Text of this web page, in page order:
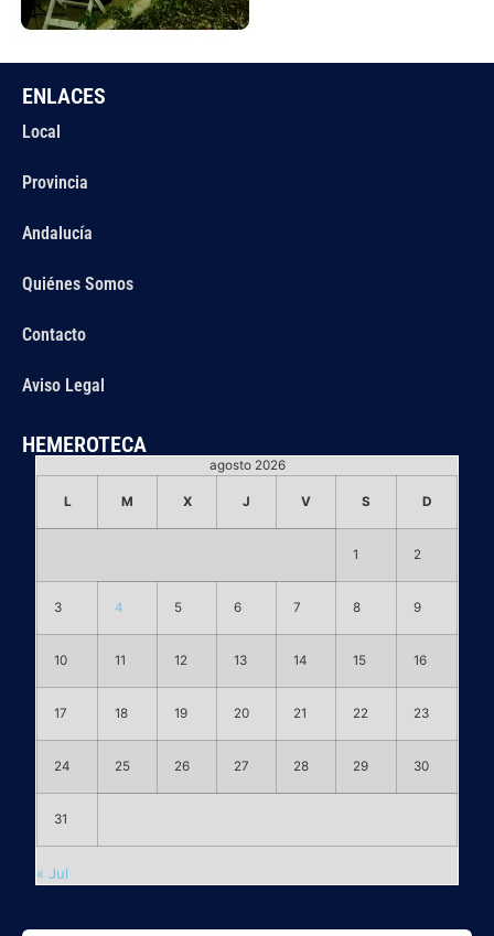
ENLACES
Local
Provincia
Andalucía
Quiénes Somos
Contacto
Aviso Legal
HEMEROTECA
agosto 2026
L M X J V S D
1 2
3 4 5 6 7 8 9
10 11 12 13 14 15 16
17 18 19 20 21 22 23
24 25 26 27 28 29 30
31
« Jul